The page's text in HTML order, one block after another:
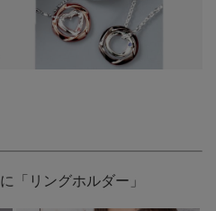
「リングホルダー」